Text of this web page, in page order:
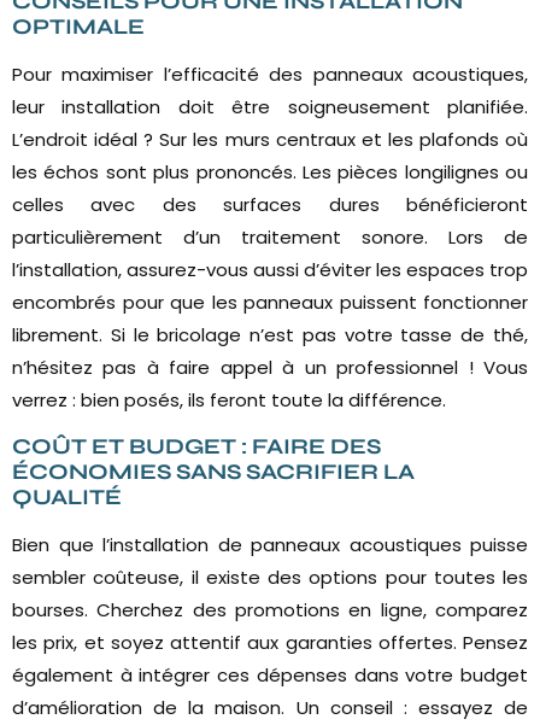
OPTIMALE
Pour maximiser l’efficacité des panneaux acoustiques,
leur installation doit être soigneusement planifiée.
L’endroit idéal ? Sur les murs centraux et les plafonds où
les échos sont plus prononcés. Les pièces longilignes ou
celles avec des surfaces dures bénéficieront
particulièrement d’un traitement sonore. Lors de
l’installation, assurez-vous aussi d’éviter les espaces trop
encombrés pour que les panneaux puissent fonctionner
librement. Si le bricolage n’est pas votre tasse de thé,
n’hésitez pas à faire appel à un professionnel ! Vous
verrez : bien posés, ils feront toute la différence.
COÛT ET BUDGET : FAIRE DES
ÉCONOMIES SANS SACRIFIER LA
QUALITÉ
Bien que l’installation de panneaux acoustiques puisse
sembler coûteuse, il existe des options pour toutes les
bourses. Cherchez des promotions en ligne, comparez
les prix, et soyez attentif aux garanties offertes. Pensez
également à intégrer ces dépenses dans votre budget
d’amélioration de la maison. Un conseil : essayez de